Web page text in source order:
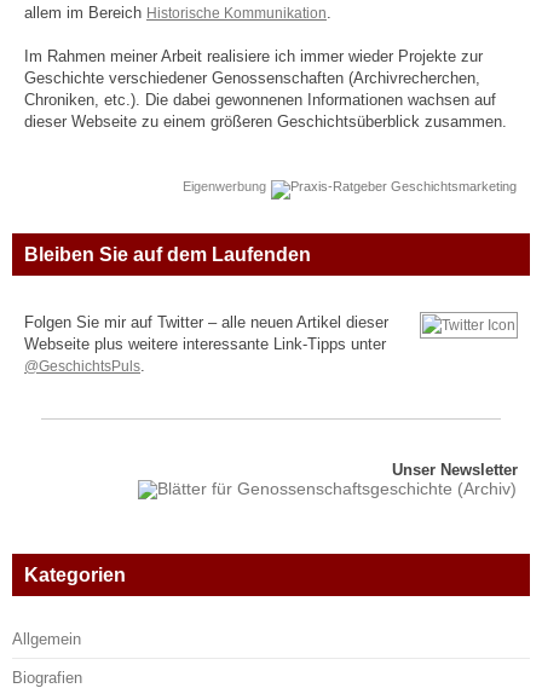
allem im Bereich Historische Kommunikation.
Im Rahmen meiner Arbeit realisiere ich immer wieder Projekte zur
Geschichte verschiedener Genossenschaften (Archivrecherchen,
Chroniken, etc.). Die dabei gewonnenen Informationen wachsen auf
dieser Webseite zu einem größeren Geschichtsüberblick zusammen.
Eigenwerbung
Bleiben Sie auf dem Laufenden
Folgen Sie mir auf Twitter – alle neuen Artikel dieser
Webseite plus weitere interessante Link-Tipps unter
@GeschichtsPuls.
Unser Newsletter
Kategorien
Allgemein
Biografien